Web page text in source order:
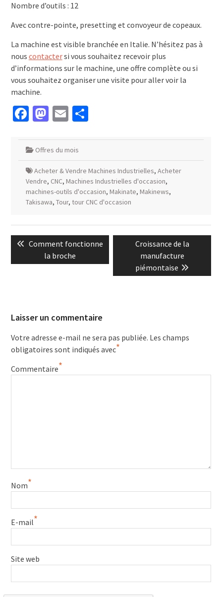
Nombre d’outils : 12
Avec contre-pointe, presetting et convoyeur de copeaux.
La machine est visible branchée en Italie. N’hésitez pas à
nous contactersi vous souhaitez recevoir plus
d’informations sur le machine, une offre complète ou si
vous souhaitez organiser une visite pour aller voir la
machine.
Facebook
Mastodon
EmailPartager
Offres du mois
Acheter & Vendre Machines Industrielles, Acheter
Vendre, CNC, Machines Industrielles d'occasion,
machines-outils d'occasion, Makinate, Makinews,
Takisawa, Tour, tour CNC d'occasion
de
l’article
Previous
post:
Comment fonctionne
la broche
Next
post:
Croissance de la
manufacture
piémontaise
Laisser un commentaire
Votre adresse e-mail ne sera pas publiée. Les champs
obligatoires sont indiqués avec*
Commentaire*
Nom*
E-mail*
Site web